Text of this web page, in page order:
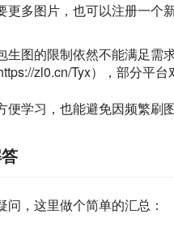
更多图片，也可以注册一个
生图的限制依然不能满足需
zl0.cn/Tyx），部分平台
学习，也能避免因频繁刷图
问，这里做个简单的汇总：